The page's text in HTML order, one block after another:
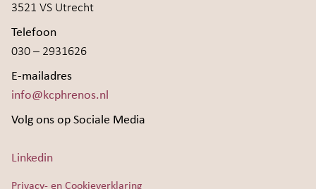
3521 VS Utrecht
Telefoon
030 – 2931626
E-mailadres
info@kcphrenos.nl
Volg ons op Sociale Media
Linkedin
Privacy- en Cookieverklaring